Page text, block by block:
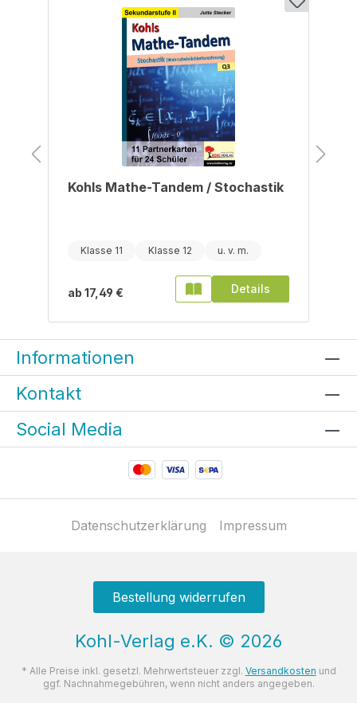
Kohls Mathe-Tandem / Stochastik
Klasse 11 Klasse 12
ab 17,49 € Details
Informationen
Kontakt
Social Media
Datenschutzerklärung Impressum
Bestellung widerrufen
Kohl-Verlag e.K. © 2026
* Alle Preise inkl. gesetzl. Mehrwertsteuer zzgl. Versandkosten und
ggf. Nachnahmegebühren, wenn nicht anders angegeben.